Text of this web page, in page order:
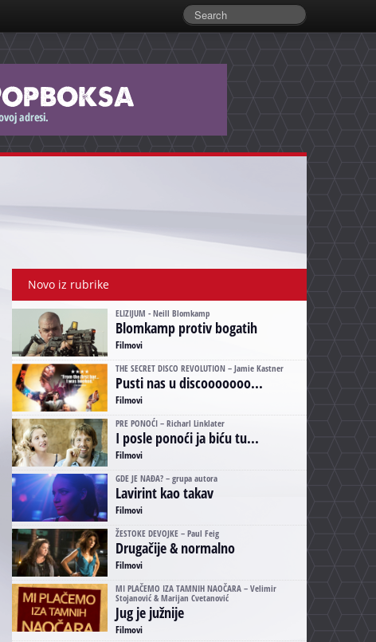
Novo iz rubrike
ELIZIJUM - Neill Blomkamp
Blomkamp protiv bogatih
Filmovi
THE SECRET DISCO REVOLUTION – Jamie Kastner
Pusti nas u discooooooo...
Filmovi
PRE PONOĆI – Richarl Linklater
I posle ponoći ja biću tu...
Filmovi
GDE JE NAĐA? – grupa autora
Lavirint kao takav
Filmovi
ŽESTOKE DEVOJKE – Paul Feig
Drugačije & normalno
Filmovi
MI PLAČEMO IZA TAMNIH NAOČARA – Velimir
Stojanović & Marijan Cvetanović
Jug je južnije
Filmovi